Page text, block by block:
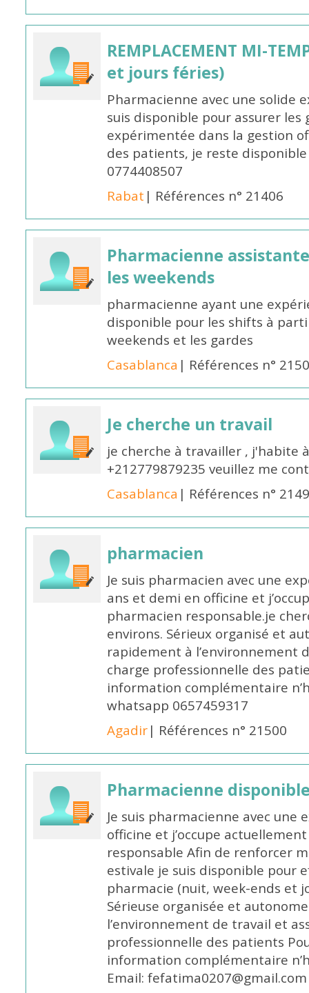
REMPLACEMENT MI-
et jours féries)
Pharmacienne avec une solide
suis disponible pour assurer les
expérimentée dans la gestion
des patients, je reste
0774408507
Rabat | Références n° 21406
Pharmacienne
les weekends
pharmacienne ayant une
disponible pour les shifts à
weekends et les gardes
Casablanca | Références n°
Je cherche un travail
je cherche à travailler , j'habite
+212779879235 veuillez me
Casablanca | Références n°
pharmacien
Je suis pharmacien avec une
ans et demi en officine et
pharmacien responsable.je
environs. Sérieux organisé et
rapidement à l’environnement
charge professionnelle des
information complémentaire
whatsapp 0657459317
Agadir| Références n° 21500
Pharmacienne
Je suis pharmacienne avec
officine et j’occupe
responsable Afin de renforcer
estivale je suis disponible pour
pharmacie (nuit, week-ends et
Sérieuse organisée et
l’environnement de travail et
professionnelle des patients
information complémentaire
Email: fefatima0207@gmail.com